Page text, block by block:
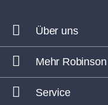
Über uns
Mehr Robinson
Service